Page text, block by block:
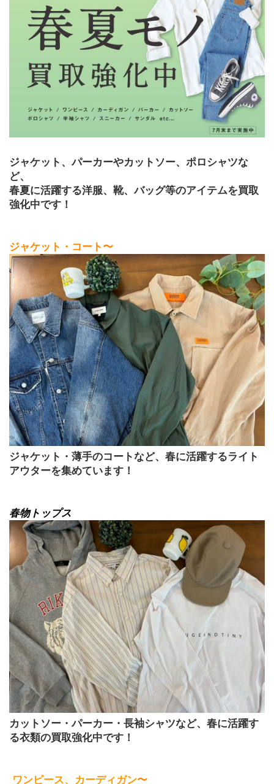
ジャケット、パーカーやカットソー、ポロシャツな
ど、
春夏に活躍する洋服、靴、バッグ等のアイテムを買取
強化中です！
ジャケット・コート〜
ジャケット・薄手のコートなど、春に活躍するライト
アウターを集めています！
春物トップス
カットソー・パーカー・長袖シャツなど、春に活躍す
る衣類の買取強化中です！
ワンピース、カーディガン〜